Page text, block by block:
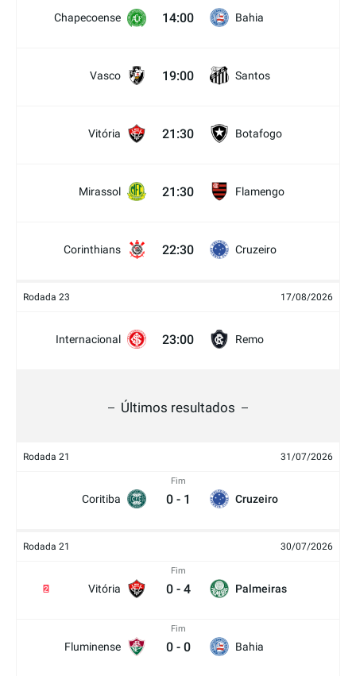
Chapecoense 14:00 Bahia
Vasco 19:00 Santos
Vitória 21:30 Botafogo
Mirassol 21:30 Flamengo
Corinthians 22:30 Cruzeiro
Rodada 23 17/08/2026
Internacional 23:00 Remo
Últimos resultados
Rodada 21 31/07/2026
Coritiba
Fim
0 - 1 Cruzeiro
Rodada 21 30/07/2026
Vitória
2
Fim
0 - 4 Palmeiras
Fluminense
Fim
0 - 0 Bahia